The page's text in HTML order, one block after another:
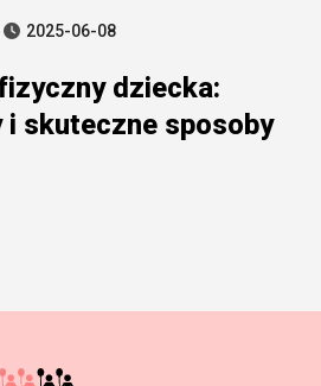
2025-06-08
dziecka:
i skuteczne sposoby